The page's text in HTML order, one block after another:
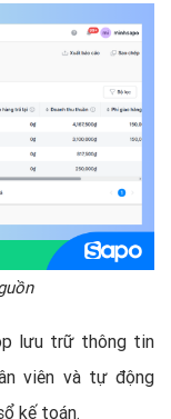
lưu trữ thông tin
viên và tự động
kế toán.